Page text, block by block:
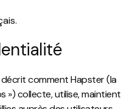
comment Hapster (la
») collecte, utilise, maintient